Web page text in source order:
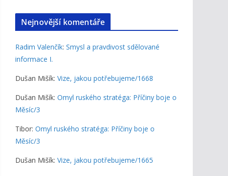
Nejnovější komentáře
Radim Valenčík: Smysl a pravdivost sdělované
informace I.
Dušan Mišík: Vize, jakou potřebujeme/1668
Dušan Mišík: Omyl ruského stratéga: Příčiny boje o
Měsíc/3
Tibor: Omyl ruského stratéga: Příčiny boje o
Měsíc/3
Dušan Mišík: Vize, jakou potřebujeme/1665